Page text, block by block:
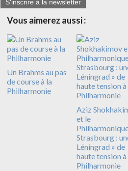
S'inscrire à la newsletter
Vous aimerez aussi :
Un Brahms au pas
de course à la
Philharmonie
Aziz
et le
Strasbourg :
Léningrad » de
haute tension à
Philharmonie